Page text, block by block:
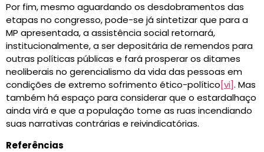
Por fim, mesmo aguardando os desdobramentos das
etapas no congresso, pode-se já sintetizar que para a
MP apresentada, a assistência social retornará,
institucionalmente, a ser depositária de remendos para
outras políticas públicas e fará prosperar os ditames
neoliberais no gerencialismo da vida das pessoas em
condições de extremo sofrimento ético-político[vi]. Mas
também há espaço para considerar que o estardalhaço
ainda virá e que a população tome as ruas incendiando
suas narrativas contrárias e reivindicatórias.
Referências